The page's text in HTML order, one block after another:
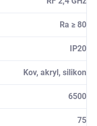
Ra ≥ 80
IP20
Kov, akryl, silikon
6500
75